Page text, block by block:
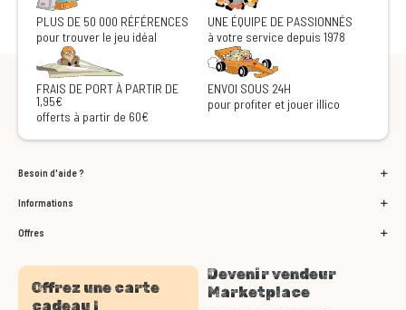
PLUS DE 50 000 RÉFÉRENCES
pour trouver le jeu idéal
UNE ÉQUIPE DE PASSIONNÉS
à votre service depuis 1978
FRAIS DE PORT À PARTIR DE
1,95€
offerts à partir de 60€
ENVOI SOUS 24H
pour profiter et jouer illico
Besoin d'aide ?
Informations
Offres
Offrez une carte
cadeau !
Devenir vendeur
Marketplace